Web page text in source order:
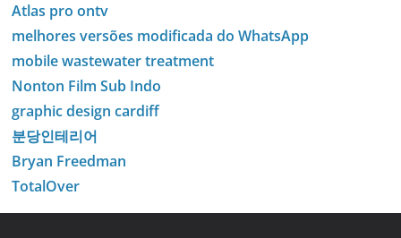
Atlas pro ontv
melhores versões modificada do WhatsApp
mobile wastewater treatment
Nonton Film Sub Indo
graphic design cardiff
분당인테리어
Bryan Freedman
TotalOver